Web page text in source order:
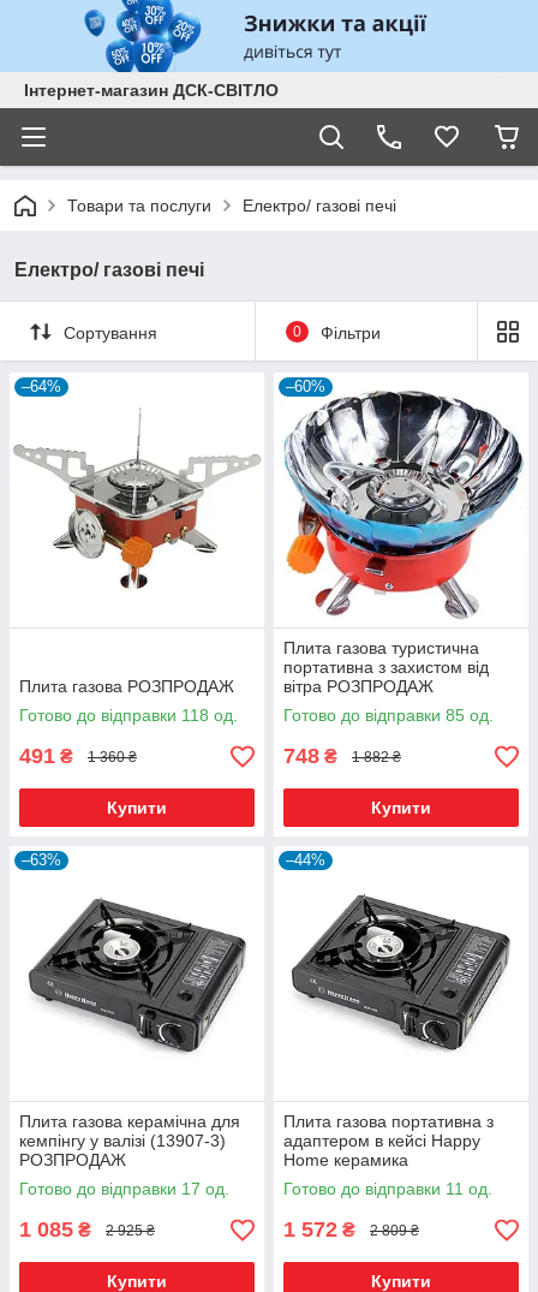
Інтернет-магазин ДСК-СВІТЛО
Товари та послуги Електро/ газові печі
Електро/ газові печі
Сортування 0 Фільтри
–64%
Плита газова РОЗПРОДАЖ
Готово до відправки 118 од.
491 ₴ 1 360 ₴
Купити
–60%
Плита газова туристична
портативна з захистом від
вітра РОЗПРОДАЖ
Готово до відправки 85 од.
748 ₴ 1 882 ₴
Купити
–63%
Плита газова керамічна для
кемпінгу у валізі (13907-3)
РОЗПРОДАЖ
Готово до відправки 17 од.
1 085 ₴ 2 925 ₴
Купити
–44%
Плита газова портативна з
адаптером в кейсі Happy
Home керамика
РОЗПРОДАЖ
Готово до відправки 11 од.
1 572 ₴ 2 809 ₴
Купити